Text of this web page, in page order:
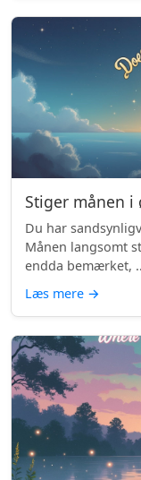
Stiger månen i
Du har
Månen langsomt
endda bemærket,
Læs mere →